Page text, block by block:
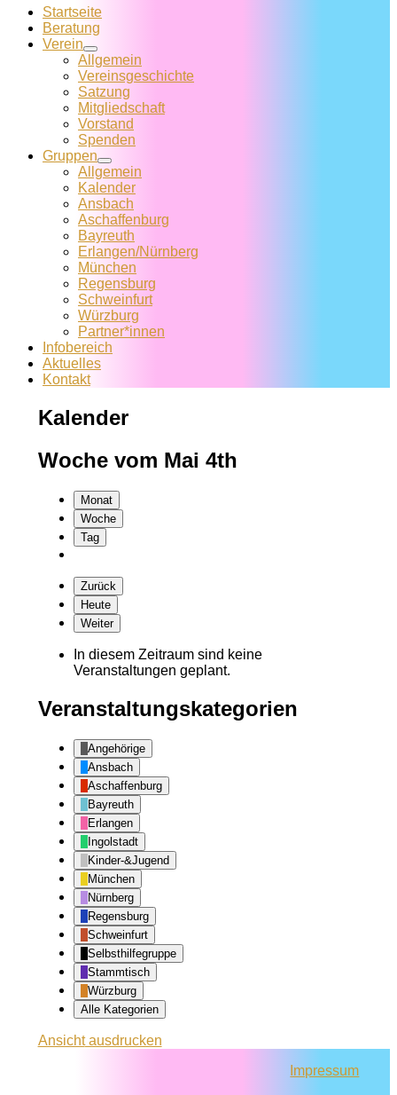
Startseite
Beratung
Verein
Allgemein
Vereins­geschichte
Satzung
Mitglied­schaft
Vorstand
Spenden
Gruppen
Allgemein
Kalender
Ansbach
Aschaffenburg
Bayreuth
Erlangen/Nürnberg
München
Regensburg
Schweinfurt
Würzburg
Partner*innen
Infobereich
Aktuelles
Kontakt
Kalender
Woche vom Mai 4th
Monat
Woche
Tag
Zurück
Heute
Weiter
In diesem Zeitraum sind keine
Veranstaltungen geplant.
Veranstaltungskategorien
Angehörige
Ansbach
Aschaffenburg
Bayreuth
Erlangen
Ingolstadt
Kinder-&Jugend
München
Nürnberg
Regensburg
Schweinfurt
Selbsthilfegruppe
Stammtisch
Würzburg
Alle Kategorien
Ansichtausdrucken
Impressum